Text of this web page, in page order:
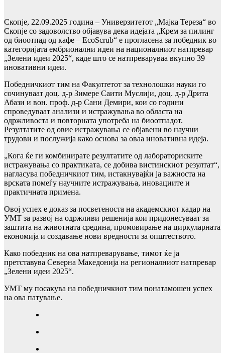
Скопје, 22.09.2025 година – Универзитетот „Мајка Тереза“ во
Скопје со задоволство објавува дека идејата „Крем за пилинг
од биоотпад од кафе – EcoScrub“ е прогласена за победник во
категоријата ембрионални идеи на националниот натпревар
„Зелени идеи 2025“, каде што се натпреваруваа вкупно 39
иновативни идеи.
Победничкиот тим на Факултетот за технолошки науки го
сочинуваат доц. д-р Зимере Саити Муслији, доц. д-р Дрита
Абази и вон. проф. д-р Сани Демири, кои со години
спроведуваат анализи и истражувања во областа на
одржливоста и повторната употреба на биоотпадот.
Резултатите од овие истражувања се објавени во научни
трудови и послужија како основа за оваа иновативна идеја.
„Кога ќе ги комбинирате резултатите од лабораториските
истражувања со практиката, се добива вистинскиот резултат“,
нагласува победничкиот тим, истакнувајќи ја важноста на
врската помеѓу научните истражувања, иновациите и
практичната примена.
Овој успех е доказ за посветеноста на академскиот кадар на
УМТ за развој на одржливи решенија кои придонесуваат за
заштита на животната средина, промовирање на циркуларната
економија и создавање нови вредности за општеството.
Како победник на ова натпреварување, тимот ќе ја
претставува Северна Македонија на регионалниот натпревар
„Зелени идеи 2025“.
УМТ му посакува на победничкиот тим понатамошен успех
на ова патување.